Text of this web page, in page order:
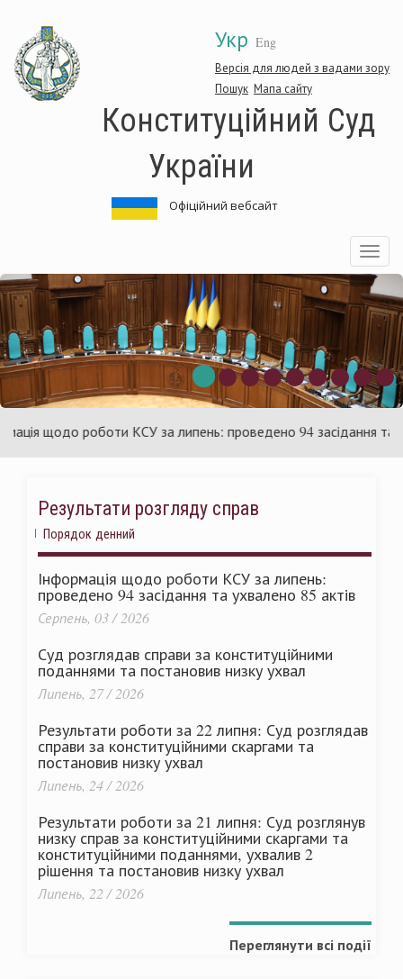
основного
матеріалу
Укр Eng
Версія для людей з вадами зору
Пошук Мапа сайту
Конституційний Суд
України
Офіційний вебсайт
Toggle
щодо роботи КСУ за липень: проведено 94 засідання та
Результати розгляду справ
Порядок денний
Інформація щодо роботи КСУ за липень:
проведено 94 засідання та ухвалено 85 актів
Серпень, 03 / 2026
Суд розглядав справи за конституційними
поданнями та постановив низку ухвал
Липень, 27 / 2026
Результати роботи за 22 липня: Суд розглядав
справи за конституційними скаргами та
постановив низку ухвал
Липень, 24 / 2026
Результати роботи за 21 липня: Суд розглянув
низку справ за конституційними скаргами та
конституційними поданнями, ухвалив 2
рішення та постановив низку ухвал
Липень, 22 / 2026
Переглянути всі події